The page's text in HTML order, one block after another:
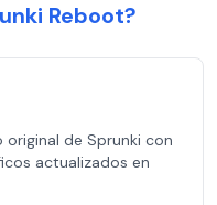
Reboot?
original de Sprunki con
actualizados en